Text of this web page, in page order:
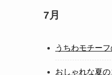
7月
うちわモチー
おしゃれな夏